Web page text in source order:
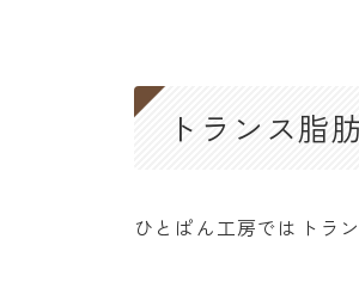
トランス脂
ひとぱん工房ではトラ